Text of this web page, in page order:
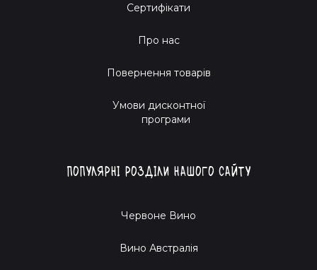
Сертифікати
Про нас
Повернення товарів
Умови дисконтної
програми
Популярні розділи нашого сайту
Червоне Вино
Вино Австралія